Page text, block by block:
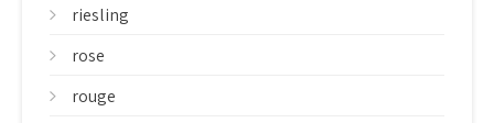
riesling
rose
rouge